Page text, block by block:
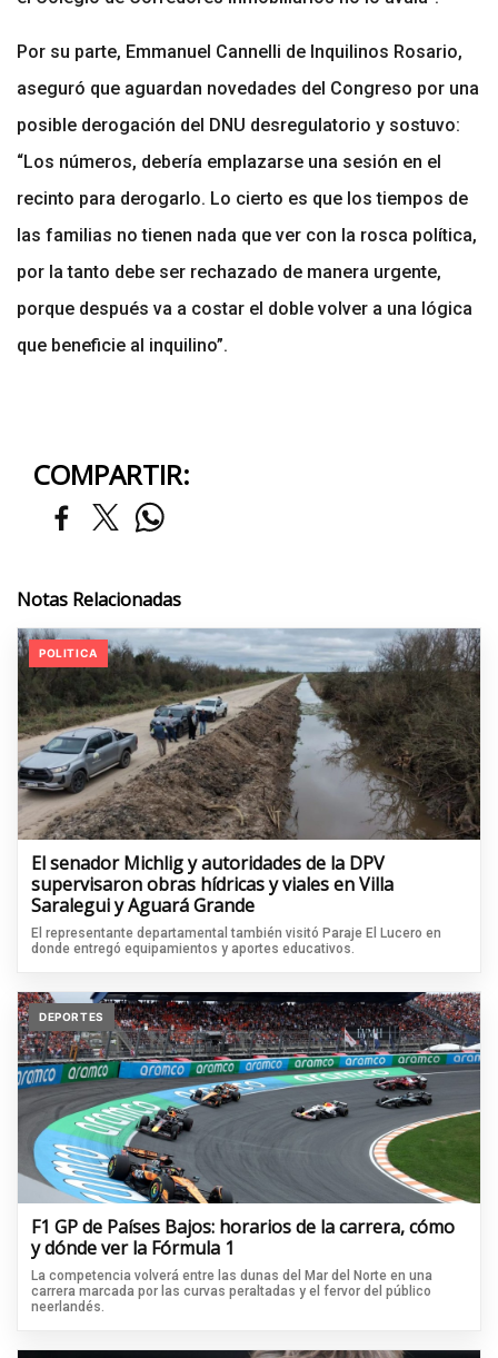
Por su parte, Emmanuel Cannelli de Inquilinos Rosario,
aseguró que aguardan novedades del Congreso por una
posible derogación del DNU desregulatorio y sostuvo:
“Los números, debería emplazarse una sesión en el
recinto para derogarlo. Lo cierto es que los tiempos de
las familias no tienen nada que ver con la rosca política,
por la tanto debe ser rechazado de manera urgente,
porque después va a costar el doble volver a una lógica
que beneficie al inquilino”.
COMPARTIR:
Notas Relacionadas
POLITICA
El senador Michlig y autoridades de la DPV
supervisaron obras hídricas y viales en Villa
Saralegui y Aguará Grande
El representante departamental también visitó Paraje El Lucero en
donde entregó equipamientos y aportes educativos.
DEPORTES
F1 GP de Países Bajos: horarios de la carrera, cómo
y dónde ver la Fórmula 1
La competencia volverá entre las dunas del Mar del Norte en una
carrera marcada por las curvas peraltadas y el fervor del público
neerlandés.